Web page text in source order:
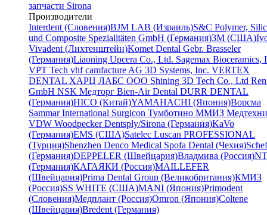
запчасти Sirona
Производители
Interdent (Словения)BJM LAB (Израиль)S&C Polymer,
und Composite Spezialitäten GmbH (Германия)3M (США)
Vivadent (Лихтенштейн)Komet Dental Gebr. Brasseler
(Германия)Liaoning Upcera Co., Ltd. Sagemax Bioceramics,
VPT Tech vhf camfacture AG 3D Systems, Inc. VERTEX
DENTAL ХАРЦ ЛАБС ООО Shining 3D Tech Co., Ltd
GmbH NSK Медторг Bien-Air Dental DURR DENTAL
(Германия)HICO (Китай)YAMAHACHI (Япония)Ворсма
Sammar International Surgicon Тумботино ММИЗ
VDW WoodpeckerDentsply/Sirona (Германия)KaVo
(Германия)EMS (США)Satelec Luscan PROFESSIONAL
(Турция)Shenzhen Denco Medical Spofa Dental (Чехия)
(Германия)DEPPELER (Швейцария)Владмива (Россия)
(Германия)КАГАЯКИ (Россия)MAILLEFER
(Швейцария)Prima Dental Group (Великобритания)КМИЗ
(Россия)SS WHITE (США)MANI (Япония)Primodent
(Словения)Медплант (Россия)Omron (Япония)Coltene
(Швейцария)Bredent (Германия)